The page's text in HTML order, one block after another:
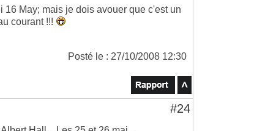
May; mais je dois avouer que c'est un
courant !!!
Posté le : 27/10/2008 12:30
#24